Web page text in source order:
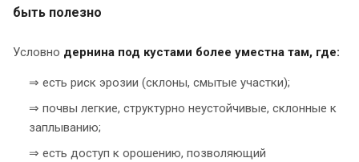
быть полезно
Условно дернина под кустами более уместна там, где:
⇒ есть риск эрозии (склоны, смытые участки);
⇒ почвы легкие, структурно неустойчивые, склонные к
заплыванию;
⇒ есть доступ к орошению, позволяющий